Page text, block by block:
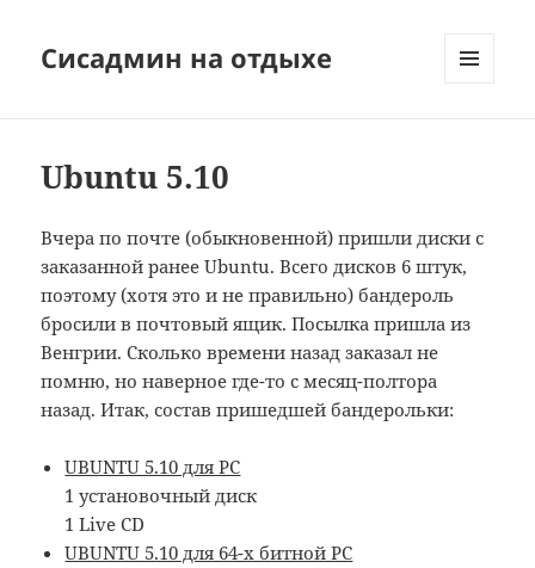
Сисадмин на отдыхе
Ubuntu 5.10
Вчера по почте (обыкновенной) пришли диски с
заказанной ранее Ubuntu. Всего дисков 6 штук,
поэтому (хотя это и не правильно) бандероль
бросили в почтовый ящик. Посылка пришла из
Венгрии. Сколько времени назад заказал не
помню, но наверное где-то с месяц-полтора
назад. Итак, состав пришедшей бандерольки:
UBUNTU 5.10 для PC
1 установочный диск
1 Live CD
UBUNTU 5.10 для 64-х битной PC